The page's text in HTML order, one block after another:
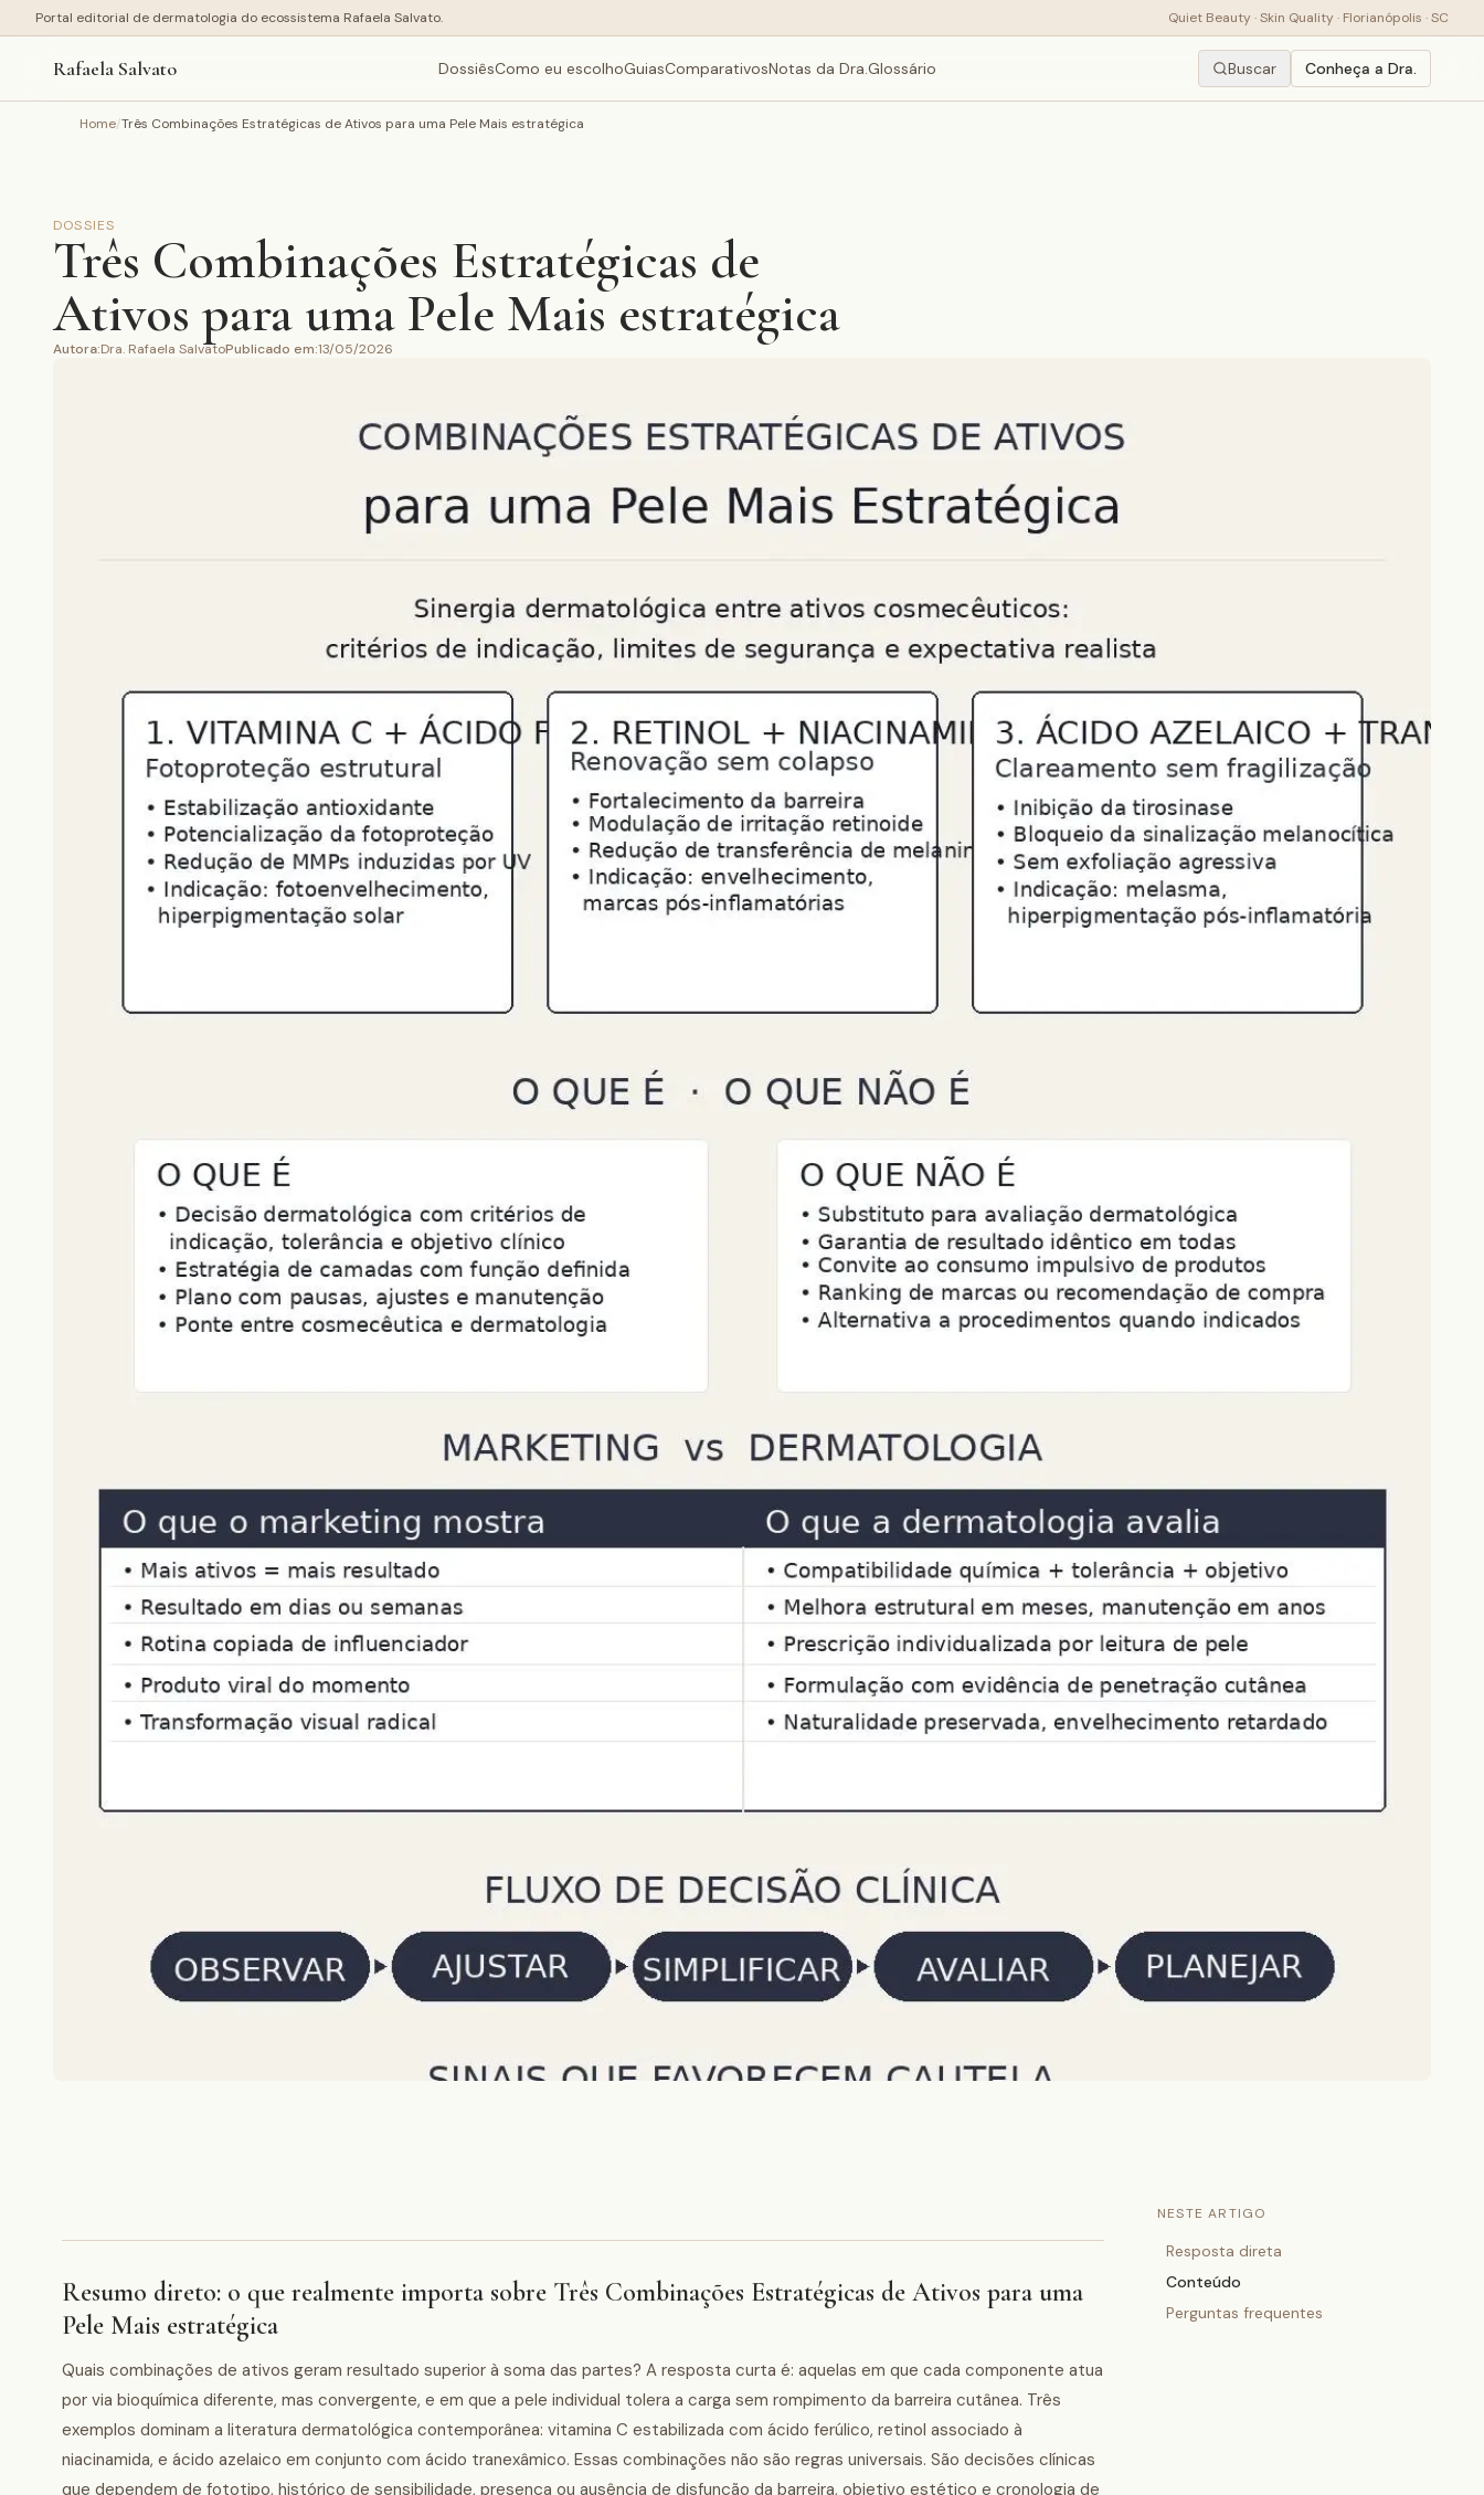
Portal editorial de dermatologia do ecossistema Rafaela Salvato. Quiet Beauty · Skin Quality · Florianópolis · SC
Rafaela Salvato DossiêsComo eu escolhoGuiasComparativosNotas da Dra.Glossário Buscar Conheça a Dra.
Home/Três Combinações Estratégicas de Ativos para uma Pele Mais estratégica
DOSSIES
Três Combinações Estratégicas de
Ativos para uma Pele Mais estratégica
Autora:Dra. Rafaela SalvatoPublicado em:13/05/2026
Resumo direto: o que realmente importa sobre Três Combinações Estratégicas de Ativos para uma
Pele Mais estratégica
Quais combinações de ativos geram resultado superior à soma das partes? A resposta curta é: aquelas em que cada componente atua
por via bioquímica diferente, mas convergente, e em que a pele individual tolera a carga sem rompimento da barreira cutânea. Três
exemplos dominam a literatura dermatológica contemporânea: vitamina C estabilizada com ácido ferúlico, retinol associado à
niacinamida, e ácido azelaico em conjunto com ácido tranexâmico. Essas combinações não são regras universais. São decisões clínicas
que dependem de fototipo, histórico de sensibilidade, presença ou ausência de disfunção da barreira, objetivo estético e cronologia de
NESTE ARTIGO
Resposta direta
Conteúdo
Perguntas frequentes